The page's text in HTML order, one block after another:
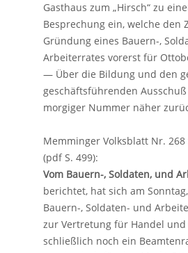
Gasthaus zum „Hirsch“ zu
Besprechung ein, welche den
Gründung eines Bauern-,
Arbeiterrates vorerst für
— Über die Bildung und den
geschäftsführenden
morgiger Nummer näher
Memminger Volksblatt Nr. 268
(pdf S. 499):
Vom Bauern-, Soldaten, und
berichtet, hat sich am
Bauern-, Soldaten- und
zur Vertretung für Handel und
schließlich noch ein